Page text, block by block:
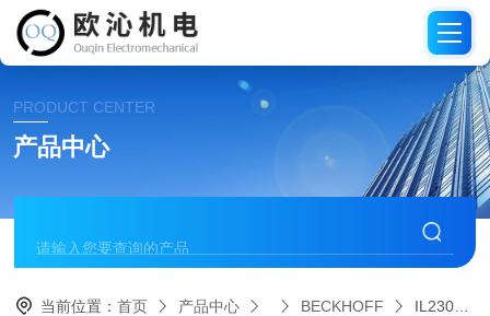
PRODUCT CENTER
产品中心
当前位置：首页 产品中心 BECKHOFF IL2301-B110德国BECKHOFF倍福 耦合器盒模块